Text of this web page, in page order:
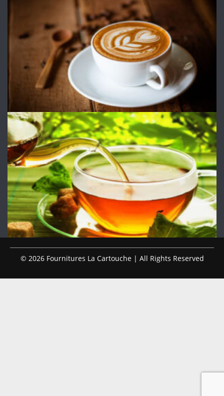
© 2026 Fournitures La Cartouche | All Rights Reserved